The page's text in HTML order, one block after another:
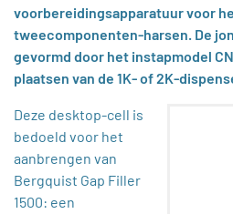
voorbereidingsapparatuur voor
tweecomponenten-harsen. De
gevormd door het instapmodel
plaatsen van de 1K- of 2K-
Deze desktop-cell is
bedoeld voor het
aanbrengen van
Bergquist Gap Filler
1500: een